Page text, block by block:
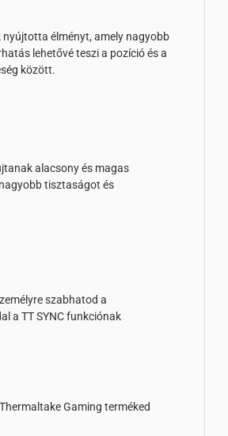
nyújtotta élményt, amely nagyobb
lehetővé teszi a pozíció és a
között.
alacsony és magas
tisztaságot és
szabhatod a
a TT SYNC funkciónak
Gaming terméked